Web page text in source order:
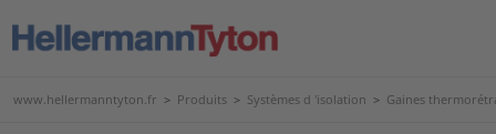
www.hellermanntyton.fr > Produits > Systèmes d 'isolation > Gaines